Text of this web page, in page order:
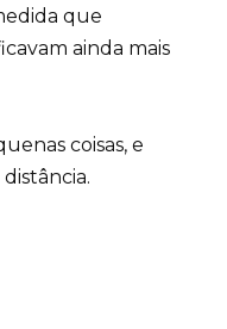
que
ainda mais
coisas, e